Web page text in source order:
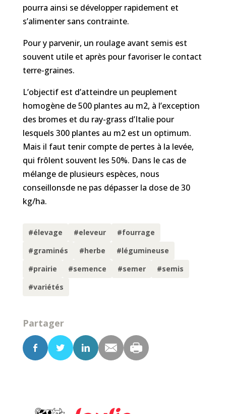
pourra ainsi se développer rapidement et
s’alimenter sans contrainte.
Pour y parvenir, un roulage avant semis est
souvent utile et après pour favoriser le contact
terre-graines.
L’objectif est d’atteindre un peuplement
homogène de 500 plantes au m2, à l’exception
des bromes et du ray-grass d’Italie pour
lesquels 300 plantes au m2 est un optimum.
Mais il faut tenir compte de pertes à la levée,
qui frôlent souvent les 50%. Dans le cas de
mélange de plusieurs espèces, nous
conseillonsde ne pas dépasser la dose de 30
kg/ha.
#élevage #eleveur
#fourrage
#graminés
#herbe
#légumineuse
#prairie
#semence #semer
#semis
#variétés
Partager